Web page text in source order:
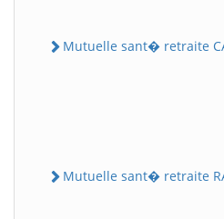
Mutuelle sant� retraite
Mutuelle sant� retraite